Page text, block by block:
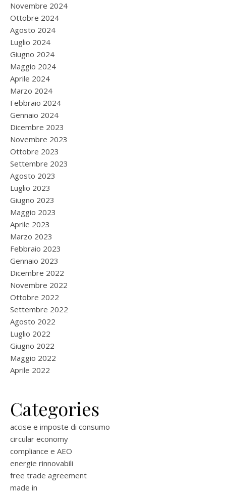
Novembre 2024
Ottobre 2024
Agosto 2024
Luglio 2024
Giugno 2024
Maggio 2024
Aprile 2024
Marzo 2024
Febbraio 2024
Gennaio 2024
Dicembre 2023
Novembre 2023
Ottobre 2023
Settembre 2023
Agosto 2023
Luglio 2023
Giugno 2023
Maggio 2023
Aprile 2023
Marzo 2023
Febbraio 2023
Gennaio 2023
Dicembre 2022
Novembre 2022
Ottobre 2022
Settembre 2022
Agosto 2022
Luglio 2022
Giugno 2022
Maggio 2022
Aprile 2022
Categories
accise e imposte di consumo
circular economy
compliance e AEO
energie rinnovabili
free trade agreement
made in